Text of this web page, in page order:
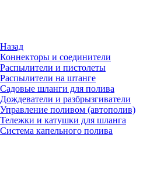
Назад
Коннекторы и соединители
Распылители и пистолеты
Распылители на штанге
Садовые шланги для полива
Дождеватели и разбрызгиватели
Управление поливом (автополив)
Тележки и катушки для шланга
Система капельного полива